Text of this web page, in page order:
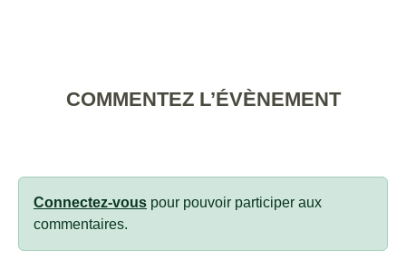
COMMENTEZ L’ÉVÈNEMENT
Connectez-vous pour pouvoir participer aux
commentaires.